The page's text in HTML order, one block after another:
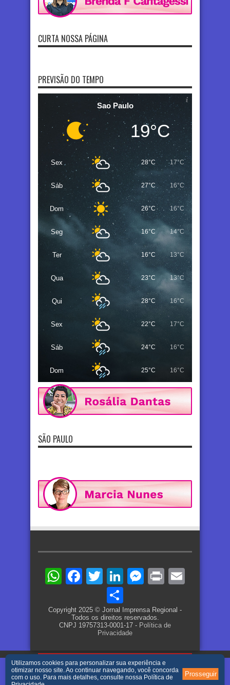
CURTA NOSSA PÁGINA
PREVISÃO DO TEMPO
Sao Paulo
19°C
Sex 28°C 17°C
Sáb 27°C 16°C
Dom 26°C 16°C
Seg 16°C 14°C
Ter 16°C 13°C
Qua 23°C 13°C
Qui 28°C 16°C
Sex 22°C 17°C
Sáb 24°C 16°C
Dom 25°C 16°C
SÃO PAULO
WhatsApp
Facebook
TwitterLinkedIn
Messenger
Print
Copyright 2025 © Jornal Imprensa Regional -
Todos os direitos reservados.
CNPJ 19757313-0001-17 - Política de
Privacidade
Utilizamos cookies para personalizar sua experiência e
otimizar nosso site. Ao continuar navegando, você concorda
com o uso. Para mais detalhes, consulte nossa Política de
Prosseguir